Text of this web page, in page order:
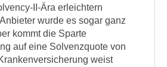
II-Ära erleichtern
wurde es sogar ganz
kommt die Sparte
auf eine Solvenzquote von
weist